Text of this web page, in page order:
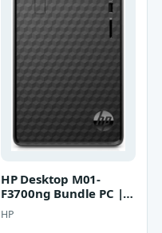
HP Desktop M01-
F3700ng Bundle PC |
7n3q7ea | Intel®
Core? i5 - i5-1340…
HP